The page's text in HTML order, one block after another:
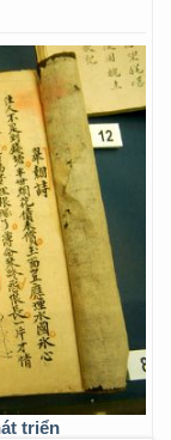
triển